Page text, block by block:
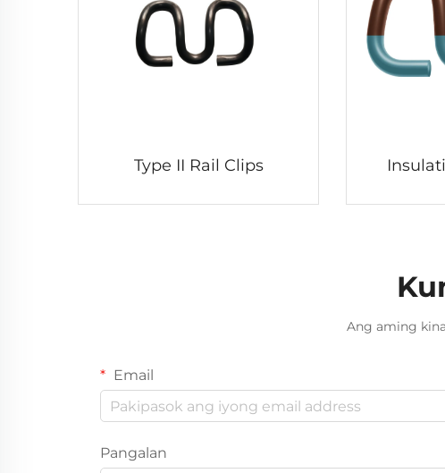
Type II Rail Clips
Ang aming
Email
Pangalan